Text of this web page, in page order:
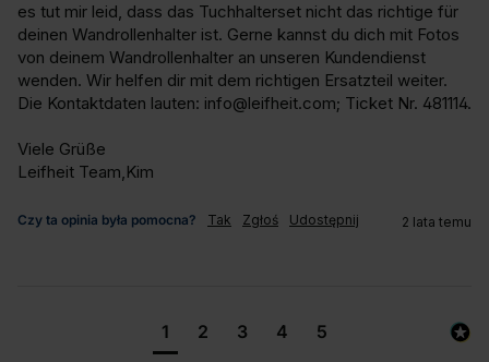
es tut mir leid, dass das Tuchhalterset nicht das richtige für
deinen Wandrollenhalter ist. Gerne kannst du dich mit Fotos
von deinem Wandrollenhalter an unseren Kundendienst
wenden. Wir helfen dir mit dem richtigen Ersatzteil weiter.
Die Kontaktdaten lauten: info@leifheit.com; Ticket Nr. 481114.
Viele Grüße
Leifheit Team,Kim
Czy ta opinia była pomocna? Tak Zgłoś Udostępnij 2 lata temu
1 2 3 4 5